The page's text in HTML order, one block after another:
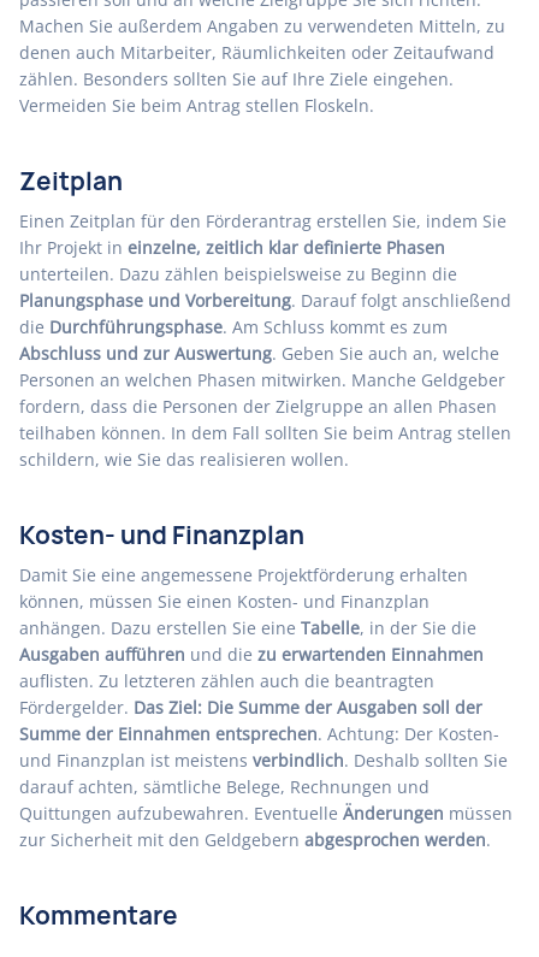
Machen Sie außerdem Angaben zu verwendeten Mitteln, zu
denen auch Mitarbeiter, Räumlichkeiten oder Zeitaufwand
zählen. Besonders sollten Sie auf Ihre Ziele eingehen.
Vermeiden Sie beim Antrag stellen Floskeln.
Zeitplan
Einen Zeitplan für den Förderantrag erstellen Sie, indem Sie
Ihr Projekt in einzelne, zeitlich klar definierte Phasen
unterteilen. Dazu zählen beispielsweise zu Beginn die
Planungsphase und Vorbereitung. Darauf folgt anschließend
die Durchführungsphase. Am Schluss kommt es zum
Abschluss und zur Auswertung. Geben Sie auch an, welche
Personen an welchen Phasen mitwirken. Manche Geldgeber
fordern, dass die Personen der Zielgruppe an allen Phasen
teilhaben können. In dem Fall sollten Sie beim Antrag stellen
schildern, wie Sie das realisieren wollen.
Kosten- und Finanzplan
Damit Sie eine angemessene Projektförderung erhalten
können, müssen Sie einen Kosten- und Finanzplan
anhängen. Dazu erstellen Sie eine Tabelle, in der Sie die
Ausgaben aufführen und die zu erwartenden Einnahmen
auflisten. Zu letzteren zählen auch die beantragten
Fördergelder. Das Ziel: Die Summe der Ausgaben soll der
Summe der Einnahmen entsprechen. Achtung: Der Kosten-
und Finanzplan ist meistens verbindlich. Deshalb sollten Sie
darauf achten, sämtliche Belege, Rechnungen und
Quittungen aufzubewahren. Eventuelle Änderungen müssen
zur Sicherheit mit den Geldgebern abgesprochen werden.
Kommentare